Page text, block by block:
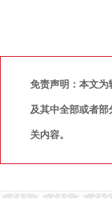
免责声明：本文为
及其中全部或者部
关内容。